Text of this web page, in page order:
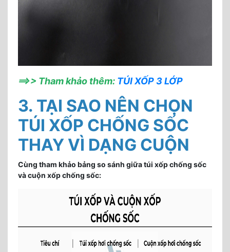
==>> Tham khảo thêm: TÚI XỐP 3 LỚP
3. TẠI SAO NÊN CHỌN
TÚI XỐP CHỐNG SỐC
THAY VÌ DẠNG CUỘN
Cùng tham khảo bảng so sánh giữa túi xốp chống sốc
và cuộn xốp chống sốc: